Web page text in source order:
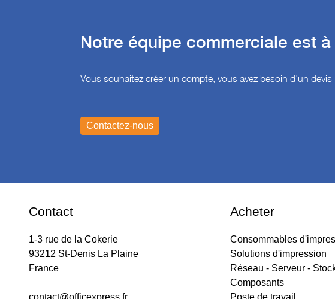
Notre équipe commerciale est
Vous souhaitez créer un compte, vous avez besoin d'un devis
Contact
1-3 rue de la Cokerie
93212 St-Denis La Plaine
France
contact@officexpress.fr
Acheter
Consommables
Solutions d'impression
Réseau - Serveur -
Composants
Poste de travail